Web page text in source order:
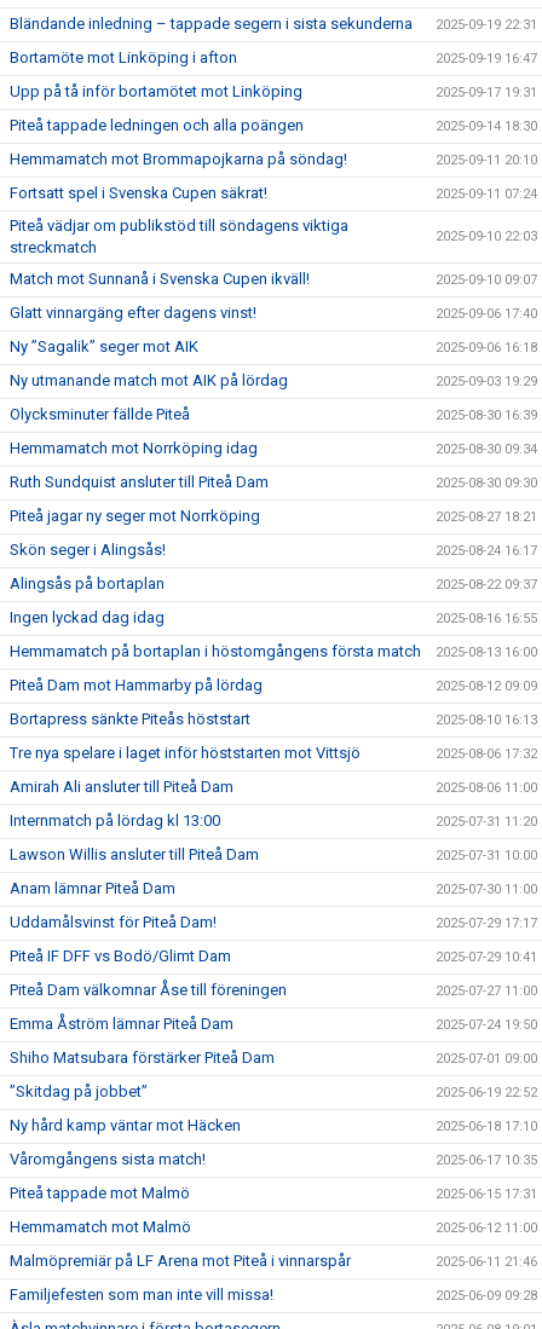
Bländande inledning – tappade segern i sista sekunderna 2025-09-19 22:31
Bortamöte mot Linköping i afton 2025-09-19 16:47
Upp på tå inför bortamötet mot Linköping 2025-09-17 19:31
Piteå tappade ledningen och alla poängen 2025-09-14 18:30
Hemmamatch mot Brommapojkarna på söndag! 2025-09-11 20:10
Fortsatt spel i Svenska Cupen säkrat! 2025-09-11 07:24
Piteå vädjar om publikstöd till söndagens viktiga
streckmatch
2025-09-10 22:03
Match mot Sunnanå i Svenska Cupen ikväll! 2025-09-10 09:07
Glatt vinnargäng efter dagens vinst! 2025-09-06 17:40
Ny ”Sagalik” seger mot AIK 2025-09-06 16:18
Ny utmanande match mot AIK på lördag 2025-09-03 19:29
Olycksminuter fällde Piteå 2025-08-30 16:39
Hemmamatch mot Norrköping idag 2025-08-30 09:34
Ruth Sundquist ansluter till Piteå Dam 2025-08-30 09:30
Piteå jagar ny seger mot Norrköping 2025-08-27 18:21
Skön seger i Alingsås! 2025-08-24 16:17
Alingsås på bortaplan 2025-08-22 09:37
Ingen lyckad dag idag 2025-08-16 16:55
Hemmamatch på bortaplan i höstomgångens första match 2025-08-13 16:00
Piteå Dam mot Hammarby på lördag 2025-08-12 09:09
Bortapress sänkte Piteås höststart 2025-08-10 16:13
Tre nya spelare i laget inför höststarten mot Vittsjö 2025-08-06 17:32
Amirah Ali ansluter till Piteå Dam 2025-08-06 11:00
Internmatch på lördag kl 13:00 2025-07-31 11:20
Lawson Willis ansluter till Piteå Dam 2025-07-31 10:00
Anam lämnar Piteå Dam 2025-07-30 11:00
Uddamålsvinst för Piteå Dam! 2025-07-29 17:17
Piteå IF DFF vs Bodö/Glimt Dam 2025-07-29 10:41
Piteå Dam välkomnar Åse till föreningen 2025-07-27 11:00
Emma Åström lämnar Piteå Dam 2025-07-24 19:50
Shiho Matsubara förstärker Piteå Dam 2025-07-01 09:00
”Skitdag på jobbet” 2025-06-19 22:52
Ny hård kamp väntar mot Häcken 2025-06-18 17:10
Våromgångens sista match! 2025-06-17 10:35
Piteå tappade mot Malmö 2025-06-15 17:31
Hemmamatch mot Malmö 2025-06-12 11:00
Malmöpremiär på LF Arena mot Piteå i vinnarspår 2025-06-11 21:46
Familjefesten som man inte vill missa! 2025-06-09 09:28